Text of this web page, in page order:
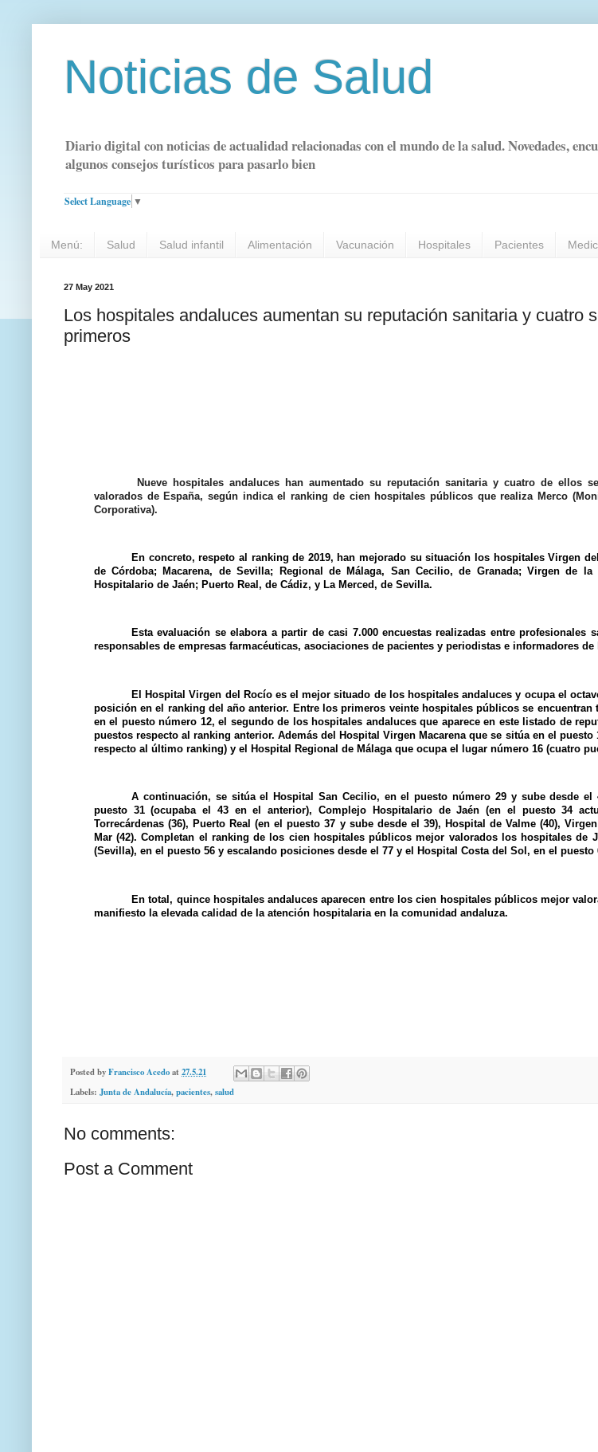
Noticias de Salud
Diario digital con noticias de actualidad relacionadas con el mundo de la salud. Novedades,
algunos consejos turísticos para pasarlo bien
Select Language ▼
Menú: Salud Salud infantil Alimentación Vacunación Hospitales Pacientes
27 May 2021
Los hospitales andaluces aumentan su reputación sanitaria y cuatro
primeros
Nueve hospitales andaluces han aumentado su reputación sanitaria y cuatro de ellos
valorados de España, según indica el ranking de cien hospitales públicos que realiza Merco
Corporativa).
En concreto, respeto al ranking de 2019, han mejorado su situación los hospitales Virgen
de Córdoba; Macarena, de Sevilla; Regional de Málaga, San Cecilio, de Granada; Virgen de
Hospitalario de Jaén; Puerto Real, de Cádiz, y La Merced, de Sevilla.
Esta evaluación se elabora a partir de casi 7.000 encuestas realizadas entre profesionales
responsables de empresas farmacéuticas, asociaciones de pacientes y periodistas e informadores de
El Hospital Virgen del Rocío es el mejor situado de los hospitales andaluces y ocupa el
posición en el ranking del año anterior. Entre los primeros veinte hospitales públicos se encuentran
en el puesto número 12, el segundo de los hospitales andaluces que aparece en este listado de
puestos respecto al ranking anterior. Además del Hospital Virgen Macarena que se sitúa en el
respecto al último ranking) y el Hospital Regional de Málaga que ocupa el lugar número 16 (cuatro
A continuación, se sitúa el Hospital San Cecilio, en el puesto número 29 y sube desde el
puesto 31 (ocupaba el 43 en el anterior), Complejo Hospitalario de Jaén (en el puesto 34
Torrecárdenas (36), Puerto Real (en el puesto 37 y sube desde el 39), Hospital de Valme (40),
Mar (42). Completan el ranking de los cien hospitales públicos mejor valorados los hospitales de
(Sevilla), en el puesto 56 y escalando posiciones desde el 77 y el Hospital Costa del Sol, en el puesto
En total, quince hospitales andaluces aparecen entre los cien hospitales públicos mejor
manifiesto la elevada calidad de la atención hospitalaria en la comunidad andaluza.
Posted byFrancisco Acedoat 27.5.21
Labels: Junta de Andalucía,pacientes,salud
No comments:
Post a Comment